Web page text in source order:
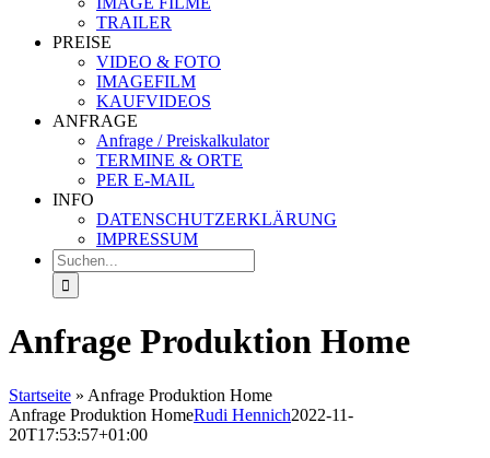
TRAILER
PREISE
VIDEO & FOTO
IMAGEFILM
KAUFVIDEOS
ANFRAGE
Anfrage / Preiskalkulator
TERMINE & ORTE
PER E-MAIL
INFO
DATENSCHUTZERKLÄRUNG
IMPRESSUM
Suche
nach:
Anfrage Produktion Home
Startseite » Anfrage Produktion Home
Anfrage Produktion HomeRudi Hennich2022-11-
20T17:53:57+01:00